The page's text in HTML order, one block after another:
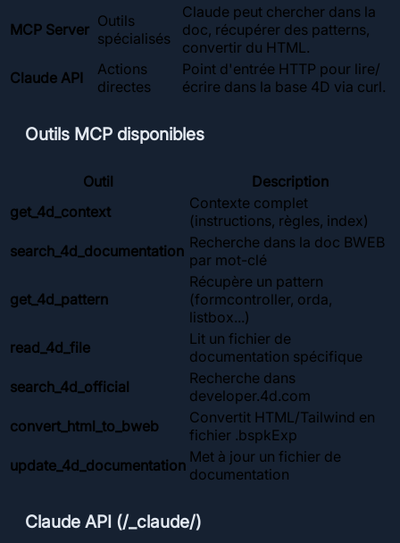
MCP Server Outils
spécialisés
Claude peut chercher dans la
doc, récupérer des patterns,
convertir du HTML.
Claude API
Actions
directes
Point d'entrée HTTP pour lire/
écrire dans la base 4D via curl.
Outils MCP disponibles
Outil
Description
get_4d_context
Contexte complet
(instructions, règles, index)
search_4d_documentation Recherche dans la doc BWEB
par mot-clé
get_4d_pattern
Récupère un pattern
(formcontroller, orda,
listbox...)
read_4d_file
Lit un fichier de
documentation spécifique
search_4d_official
Recherche dans
developer.4d.com
convert_html_to_bweb
Convertit HTML/Tailwind en
fichier .bspkExp
update_4d_documentation Met à jour un fichier de
documentation
Claude API (/_claude/)